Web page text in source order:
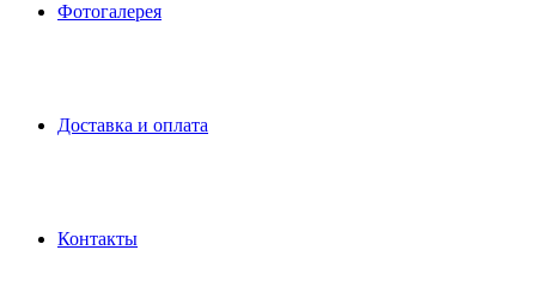
Фотогалерея
Доставка и оплата
Контакты